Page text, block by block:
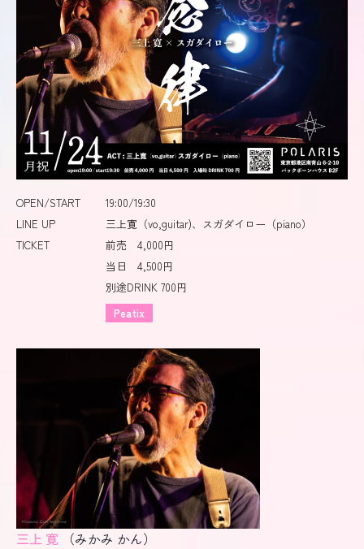
OPEN/START
19:00/19:30
LINE UP
三上寛（vo,guitar)、スガダイロー（piano）
TICKET
前売 4,000円
当日 4,500円
別途DRINK 700円
Peatix
三上 寛
（みかみ かん）